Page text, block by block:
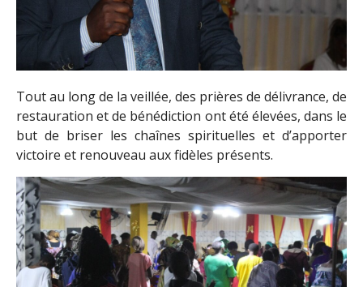
Tout au long de la veillée, des prières de délivrance, de
restauration et de bénédiction ont été élevées, dans le
but de briser les chaînes spirituelles et d’apporter
victoire et renouveau aux fidèles présents.